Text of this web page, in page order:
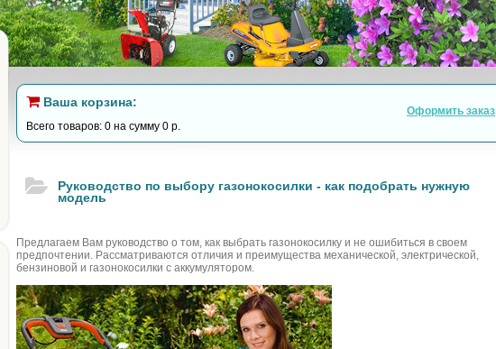
Ваша корзина:
Всего товаров: 0 на сумму 0 р.
Оформить заказ
Руководство по выбору газонокосилки - как подобрать нужную
модель
Предлагаем Вам руководство о том, как выбрать газонокосилку и не ошибиться в своем
предпочтении. Рассматриваются отличия и преимущества механической, электрической,
бензиновой и газонокосилки с аккумулятором.